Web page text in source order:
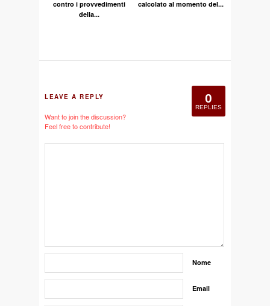
contro i provvedimenti
della...
calcolato al momento del...
0
REPLIES
LEAVE A REPLY
Want to join the discussion?
Feel free to contribute!
Nome
Email